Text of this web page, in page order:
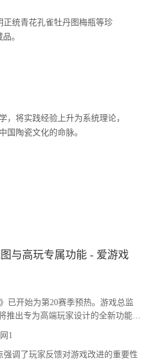
统青花孔雀牡丹图梅瓶等珍
。
将实践经验上升为系统理论，
陶瓷文化的命脉。
与高玩专属功能 - 爱游戏
开始为第20赛季预热。游戏总监
推出专为高端玩家设计的全新功能，
调了玩家反馈对游戏改进的重要性